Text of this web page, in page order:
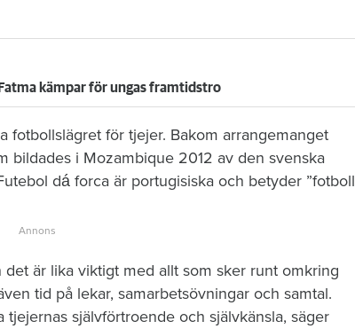
kämpar för ungas framtidstro
fotbollslägret för tjejer. Bakom arrangemanget
bildades i Mozambique 2012 av den svenska
dá forca är portugisiska och betyder ”fotboll
är lika viktigt med allt som sker runt omkring
tid på lekar, samarbetsövningar och samtal.
självförtroende och självkänsla, säger